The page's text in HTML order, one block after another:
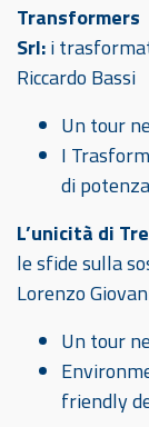
Transformers
Srl:i
Riccardo Bassi
Un tour
I
di
L’unicità di
le sfide sulla
Lorenzo
Un tour
friendly